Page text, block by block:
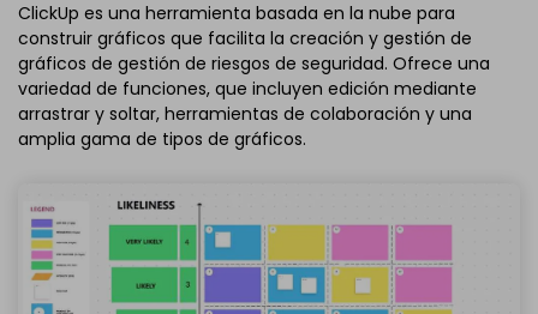
ClickUp es una herramienta basada en la nube para
construir gráficos que facilita la creación y gestión de
gráficos de gestión de riesgos de seguridad. Ofrece una
variedad de funciones, que incluyen edición mediante
arrastrar y soltar, herramientas de colaboración y una
amplia gama de tipos de gráficos.